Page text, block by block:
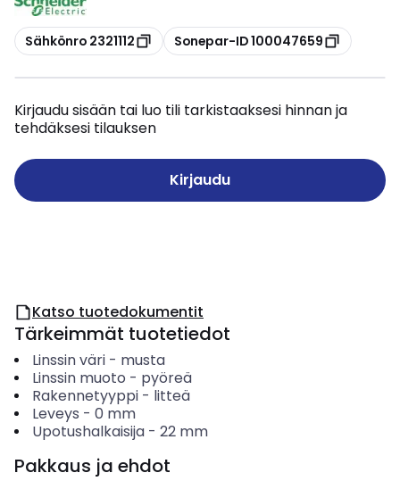
Kopioi
Sähkönro 2321112 Kopioi
Sonepar-ID 100047659
Kirjaudu sisään tai luo tili tarkistaaksesi hinnan ja
tehdäksesi tilauksen
Kirjaudu
Katso tuotedokumentit
Tärkeimmät tuotetiedot
Linssin väri- musta
Linssin muoto - pyöreä
Rakennetyyppi- litteä
Leveys - 0 mm
Upotushalkaisija- 22 mm
Pakkaus ja ehdot